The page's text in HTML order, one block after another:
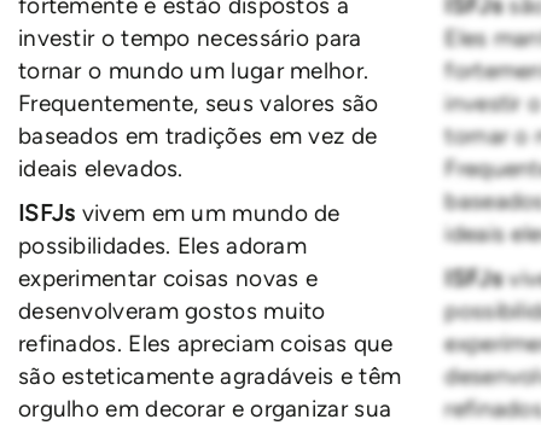
investir o tempo necessário para
tornar o mundo um lugar melhor.
Frequentemente, seus valores são
baseados em tradições em vez de
ideais elevados.
ISFJs vivem em um mundo de
possibilidades. Eles adoram
experimentar coisas novas e
desenvolveram gostos muito
refinados. Eles apreciam coisas que
são esteticamente agradáveis e têm
orgulho em decorar e organizar sua
Eles
investir
tornar o
ideais
ISFJs